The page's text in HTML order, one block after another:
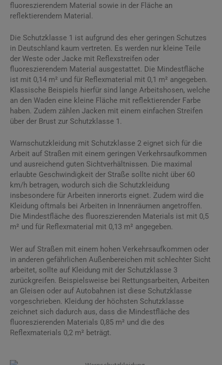
fluoreszierendem Material sowie in der Fläche an
reflektierendem Material.
Die Schutzklasse 1 ist aufgrund des eher geringen Schutzes
in Deutschland kaum vertreten. Es werden nur kleine Teile
der Weste oder Jacke mit Reflexstreifen oder
fluoreszierendem Material ausgestattet. Die Mindestfläche
ist mit 0,14 m² und für Reflexmaterial mit 0,1 m² angegeben.
Klassische Beispiels hierfür sind lange Arbeitshosen, welche
an den Waden eine kleine Fläche mit reflektierender Farbe
haben. Zudem zählen Jacken mit einem einfachen Streifen
über der Brust zur Schutzklasse 1.
Warnschutzkleidung mit Schutzklasse 2 eignet sich für die
Arbeit auf Straßen mit einem geringen Verkehrsaufkommen
und ausreichend guten Sichtverhältnissen. Die maximal
erlaubte Geschwindigkeit der Straße sollte nicht über 60
km/h betragen, wodurch sich die Schutzkleidung
insbesondere für Arbeiten innerorts eignet. Zudem wird die
Kleidung oftmals bei Arbeiten in Innenräumen angetroffen.
Die Mindestfläche des fluoreszierenden Materials ist mit 0,5
m² und für Reflexmaterial mit 0,13 m² angegeben.
Wer auf Straßen mit einem hohen Verkehrsaufkommen oder
in anderen gefährlichen Außenbereichen mit schlechter Sicht
arbeitet, sollte auf Kleidung mit der Schutzklasse 3
zurückgreifen. Beispielsweise bei Rettungsarbeiten, Arbeiten
an Gleisen oder auf Autobahnen ist diese Schutzklasse
vorgeschrieben. Kleidung der höchsten Schutzklasse
zeichnet sich dadurch aus, dass die Mindestfläche des
fluoreszierenden Materials 0,85 m² und die des
Reflexmaterials 0,2 m² beträgt.